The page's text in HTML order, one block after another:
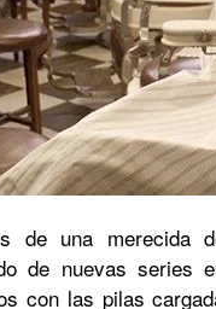
de una merecida
de nuevas series
con las pilas